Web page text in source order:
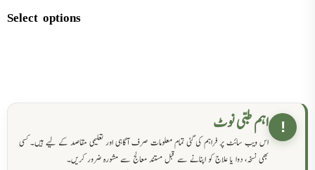
Select options
! اہم طبی نوٹ
اس ویب سائٹ پر فراہم کی گئی تمام معلومات صرف آگاہی اور تعلیمی مقاصد کے لیے ہیں۔ کسی
بھی نسخہ، دوا یا علاج کو اپنانے سے قبل مستند معالج سے مشورہ ضرور کریں۔